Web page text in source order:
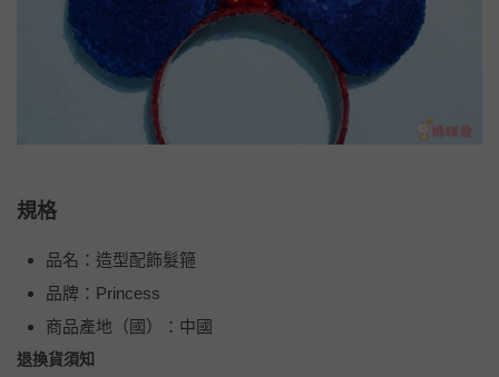
規格
品名：造型配飾髮箍
品牌：Princess
商品產地（國）：中國
退換貨須知